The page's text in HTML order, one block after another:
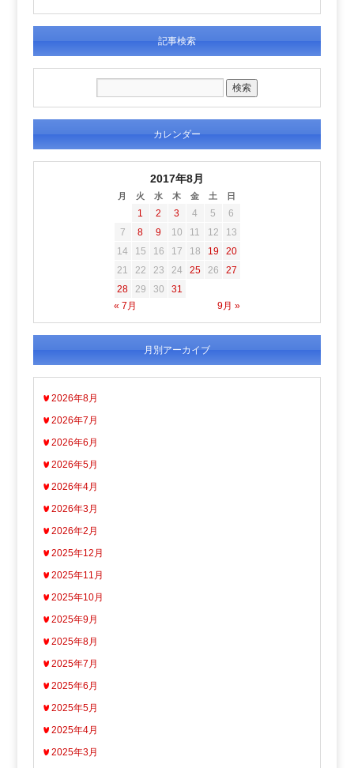
記事検索
カレンダー
2017年8月
月 火 水 木 金 土 日
« 7月 9月 »
1 2 3 4 5
6
7
8 9 10 11 12
13
14
15 16 17 18 19
20
21
22 23 24 25 26
27
28
29 30 31
月別アーカイブ
2026年8月
2026年7月
2026年6月
2026年5月
2026年4月
2026年3月
2026年2月
2025年12月
2025年11月
2025年10月
2025年9月
2025年8月
2025年7月
2025年6月
2025年5月
2025年4月
2025年3月